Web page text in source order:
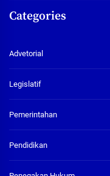
Categories
Advetorial
Legislatif
Pemerintahan
Pendidikan